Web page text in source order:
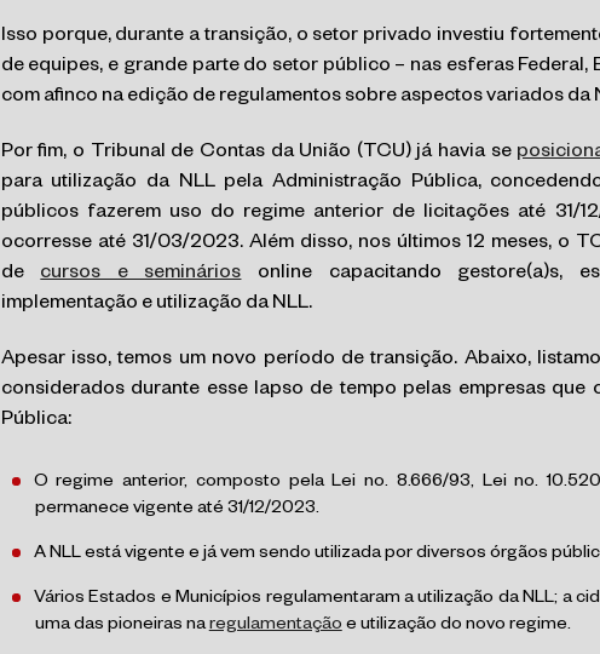
Isso porque, durante a transição, o setor privado investiu
de equipes, e grande parte do setor público – nas esferas Federal,
com afinco na edição de regulamentos sobre aspectos variados da
Por fim, o Tribunal de Contas da União (TCU) já havia se
para utilização da NLL pela Administração Pública,
públicos fazerem uso do regime anterior de licitações até 31/
ocorresse até 31/03/2023. Além disso, nos últimos 12 meses, o
decursos e semináriosonline capacitando gestore(a)s,
implementação e utilização da NLL.
Apesar isso, temos um novo período de transição. Abaixo,
considerados durante esse lapso de tempo pelas empresas que
Pública:
O regime anterior, composto pela Lei no. 8.666/93, Lei no.
permanece vigente até 31/12/2023.
A NLL está vigente e já vem sendo utilizada por diversos órgãos
Vários Estados e Municípios regulamentaram a utilização da NLL; a
uma das pioneiras naregulamentaçãoe utilização do novo regime.